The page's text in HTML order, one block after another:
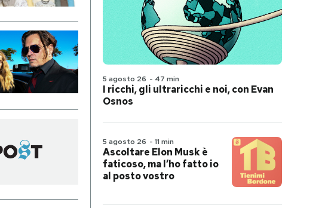
5 agosto 26 - 47 min
I ricchi, gli ultraricchi e noi, con Evan
Osnos
5 agosto 26 - 11 min
Ascoltare Elon Musk è
faticoso, ma l’ho fatto io
al posto vostro